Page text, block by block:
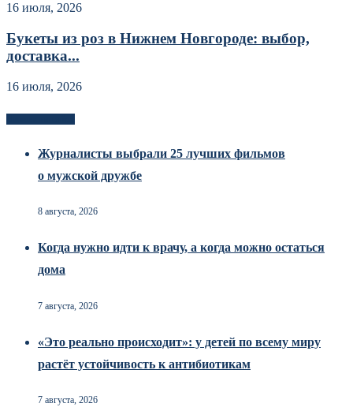
16 июля, 2026
Букеты из роз в Нижнем Новгороде: выбор,
доставка...
16 июля, 2026
Журналисты выбрали 25 лучших фильмов
о мужской дружбе
8 августа, 2026
Когда нужно идти к врачу, а когда можно остаться
дома
7 августа, 2026
«Это реально происходит»: у детей по всему миру
растёт устойчивость к антибиотикам
7 августа, 2026